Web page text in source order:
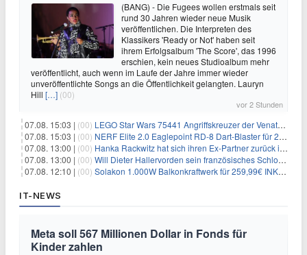
(BANG) - Die Fugees wollen erstmals seit
rund 30 Jahren wieder neue Musik
veröffentlichen. Die Interpreten des
Klassikers 'Ready or Not' haben seit
ihrem Erfolgsalbum 'The Score', das 1996
erschien, kein neues Studioalbum mehr
veröffentlicht, auch wenn im Laufe der Jahre immer wieder
unveröffentlichte Songs an die Öffentlichkeit gelangten. Lauryn
Hill […] (00)
vor 2 Stunden
07.08. 15:03 | (00) LEGO Star Wars 75441 Angriffskreuzer der Venator-Klasse für 50,25€
07.08. 15:03 | (00) NERF Elite 2.0 Eaglepoint RD-8 Dart-Blaster für 20,49€
07.08. 13:00 | (00) Hanka Rackwitz hat sich ihren Ex-Partner zurück ins Haus geholt
07.08. 13:00 | (00) Will Dieter Hallervorden sein französisches Schloss verkaufen?
07.08. 12:10 | (00) Solakon 1.000W Balkonkraftwerk für 259,99€ INKL. VERSAND! 800W Wechselrichter, bifazial
IT-NEWS
Meta soll 567 Millionen Dollar in Fonds für
Kinder zahlen